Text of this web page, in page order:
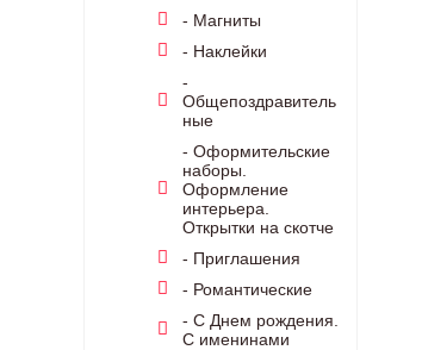
- Магниты
- Наклейки
-
Общепоздравитель
ные
- Оформительские
наборы.
Оформление
интерьера.
Открытки на скотче
- Приглашения
- Романтические
- С Днем рождения.
С именинами